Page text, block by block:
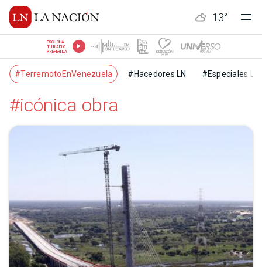
13°
ESCUCHÁ
TU RADIO
PREFERIDA
#TerremotoEnVenezuela #Hacedores LN #Especiales LN
#icónica obra